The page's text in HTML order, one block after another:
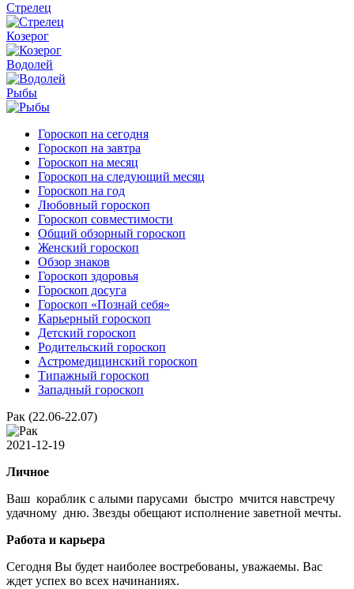
Стрелец
Козерог
Водолей
Рыбы
Гороскоп на сегодня
Гороскоп на завтра
Гороскоп на месяц
Гороскоп на следующий месяц
Гороскоп на год
Любовный гороскоп
Гороскоп совместимости
Общий обзорный гороскоп
Женский гороскоп
Обзор знаков
Гороскоп здоровья
Гороскоп досуга
Гороскоп «Познай себя»
Карьерный гороскоп
Детский гороскоп
Родительский гороскоп
Астромедицинский гороскоп
Типажный гороскоп
Западный гороскоп
Рак (22.06-22.07)
2021-12-19
Личное
Ваш кораблик с алыми парусами быстро мчится навстречу
удачному дню. Звезды обещают исполнение заветной мечты.
Работа и карьера
Сегодня Вы будет наиболее востребованы, уважаемы. Вас
ждет успех во всех начинаниях.